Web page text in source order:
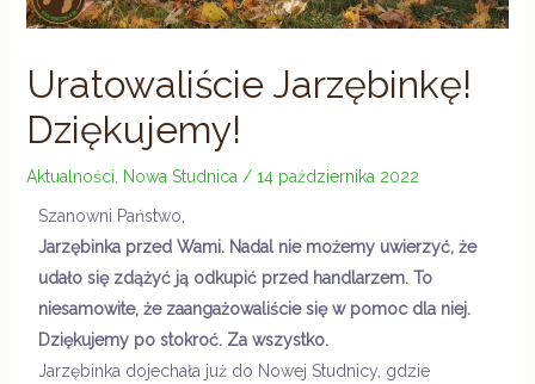
Uratowaliście Jarzębinkę!
Dziękujemy!
Aktualności Nowa Studnica / 14 października 2022
Szanowni Państwo,
Jarzębinka przed Wami. Nadal nie możemy uwierzyć, że
udało się zdążyć ją odkupić przed handlarzem. To
niesamowite, że zaangażowaliście się w pomoc dla niej.
Dziękujemy po stokroć. Za wszystko.
Jarzębinka dojechała już do Nowej Studnicy, gdzie